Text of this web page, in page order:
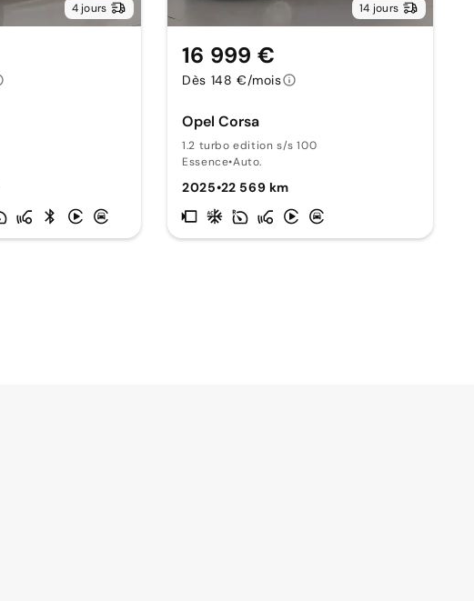
4 jours 14 jours
Opel Corsa
1.2 turbo edition s/s 100
Essence•Auto.
2025•22 569 km
16 999 €
Dès 148 €/mois